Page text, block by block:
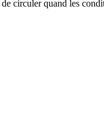
circuler quand les